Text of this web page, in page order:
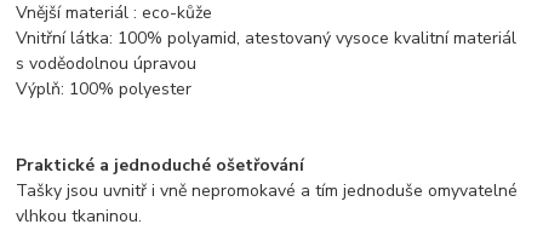
Vnější materiál : eco-kůže
Vnitřní látka: 100% polyamid, atestovaný vysoce kvalitní materiál
s voděodolnou úpravou
Výplň: 100% polyester
Praktické a jednoduché ošetřování
Tašky jsou uvnitř i vně nepromokavé a tím jednoduše omyvatelné
vlhkou tkaninou.